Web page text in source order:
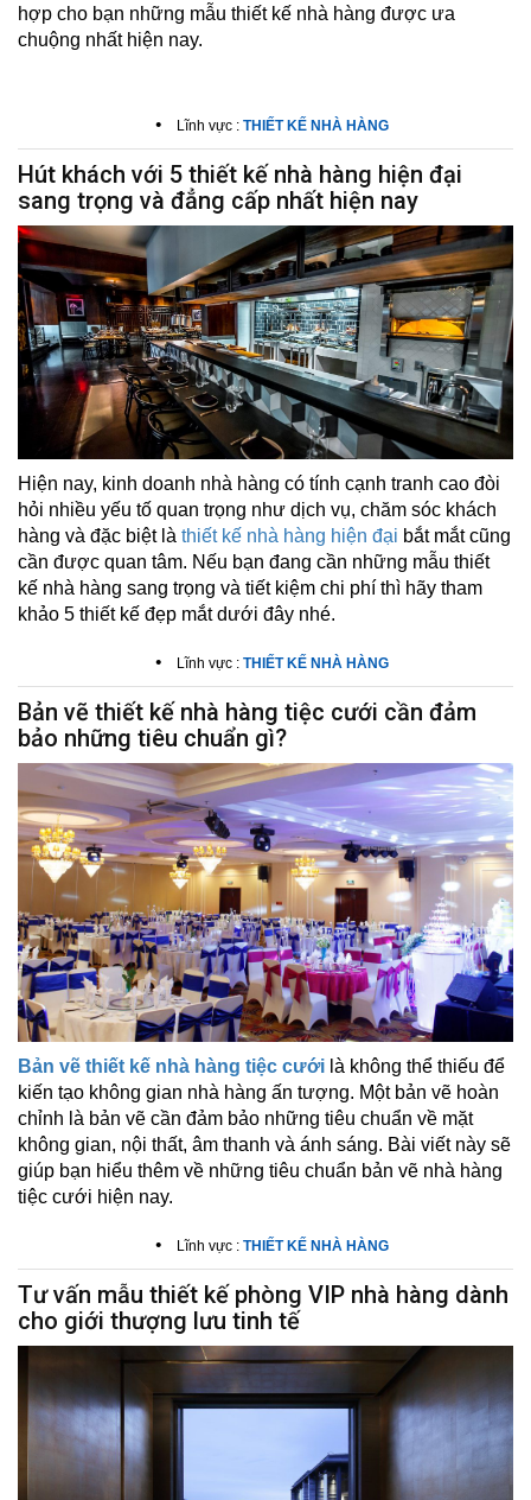
hợp cho bạn những mẫu thiết kế nhà hàng được ưa
chuộng nhất hiện nay.
• Lĩnh vực : THIẾT KẾ NHÀ HÀNG
Hút khách với 5 thiết kế nhà hàng hiện đại
sang trọng và đẳng cấp nhất hiện nay
Hiện nay, kinh doanh nhà hàng có tính cạnh tranh cao đòi
hỏi nhiều yếu tố quan trọng như dịch vụ, chăm sóc khách
hàng và đặc biệt là thiết kế nhà hàng hiện đại bắt mắt cũng
cần được quan tâm. Nếu bạn đang cần những mẫu thiết
kế nhà hàng sang trọng và tiết kiệm chi phí thì hãy tham
khảo 5 thiết kế đẹp mắt dưới đây nhé.
• Lĩnh vực : THIẾT KẾ NHÀ HÀNG
Bản vẽ thiết kế nhà hàng tiệc cưới cần đảm
bảo những tiêu chuẩn gì?
Bản vẽ thiết kế nhà hàng tiệc cưới là không thể thiếu để
kiến tạo không gian nhà hàng ấn tượng. Một bản vẽ hoàn
chỉnh là bản vẽ cần đảm bảo những tiêu chuẩn về mặt
không gian, nội thất, âm thanh và ánh sáng. Bài viết này sẽ
giúp bạn hiểu thêm về những tiêu chuẩn bản vẽ nhà hàng
tiệc cưới hiện nay.
• Lĩnh vực : THIẾT KẾ NHÀ HÀNG
Tư vấn mẫu thiết kế phòng VIP nhà hàng dành
cho giới thượng lưu tinh tế